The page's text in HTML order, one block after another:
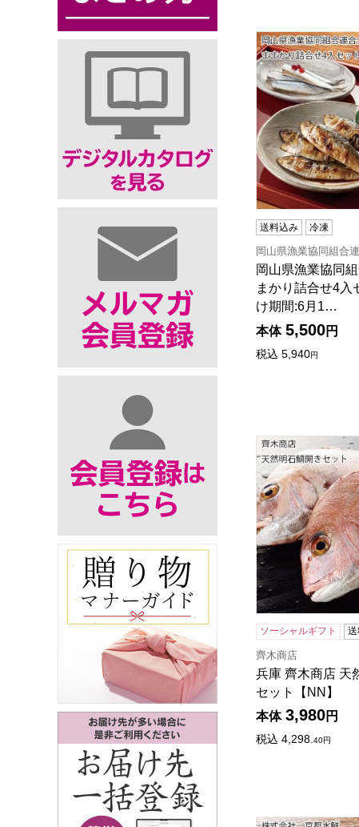
岡山県漁業協同
送料込み 冷凍
岡山県漁業協同組合
岡山県漁業協同
まかり詰合せ4入
け期間:6月1…
本体 5,500円
税込 5,940円
兵庫 齊木商店
ソーシャルギフト
齊木商店
兵庫 齊木商店 天
セット【NN】
本体 3,980円
税込 4,298.40円